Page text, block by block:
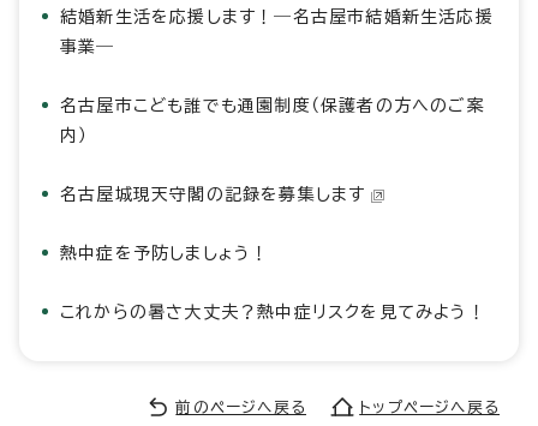
結婚新生活を応援します！―名古屋市結婚新生活応援
事業―
名古屋市こども誰でも通園制度（保護者の方へのご案
内）
名古屋城現天守閣の記録を募集します
熱中症を予防しましょう！
これからの暑さ大丈夫？熱中症リスクを見てみよう！
前のページへ戻る トップページへ戻る